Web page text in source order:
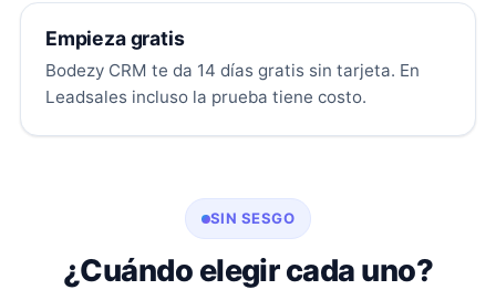
Empieza gratis
Bodezy CRM te da 14 días gratis sin tarjeta. En
Leadsales incluso la prueba tiene costo.
SIN SESGO
¿Cuándo elegir cada uno?